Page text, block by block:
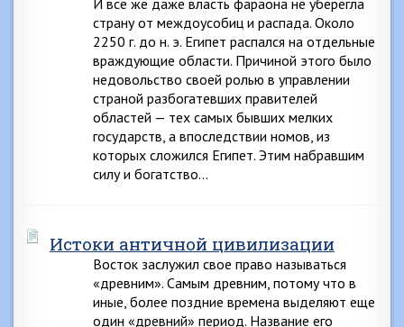
И все же даже власть фараона не уберегла
страну от междоусобиц и распада. Около
2250 г. до н. э. Египет распался на отдельные
враждующие области. Причиной этого было
недовольство своей ролью в управлении
страной разбогатевших правителей
областей — тех самых бывших мелких
государств, а впоследствии номов, из
которых сложился Египет. Этим набравшим
силу и богатство…
Истоки античной цивилизации
Восток заслужил свое право называться
«древним». Самым древним, потому что в
иные, более поздние времена выделяют еще
один «древний» период. Название его